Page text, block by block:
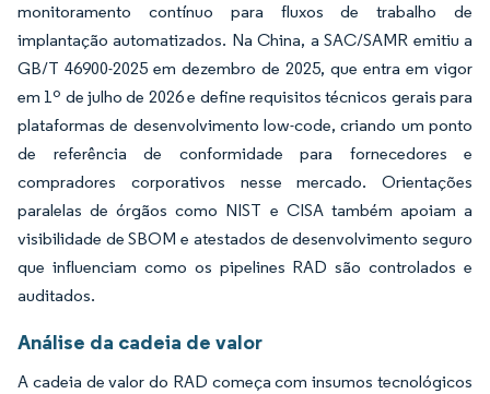
monitoramento contínuo para fluxos de trabalho de
implantação automatizados. Na China, a SAC/SAMR emitiu a
GB/T 46900-2025 em dezembro de 2025, que entra em vigor
em 1º de julho de 2026 e define requisitos técnicos gerais para
plataformas de desenvolvimento low-code, criando um ponto
de referência de conformidade para fornecedores e
compradores corporativos nesse mercado. Orientações
paralelas de órgãos como NIST e CISA também apoiam a
visibilidade de SBOM e atestados de desenvolvimento seguro
que influenciam como os pipelines RAD são controlados e
auditados.
Análise da cadeia de valor
A cadeia de valor do RAD começa com insumos tecnológicos